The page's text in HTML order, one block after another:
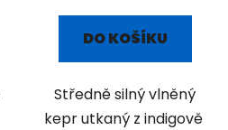
DO KOŠÍKU
Středně silný vlněný
kepr utkaný z indigově